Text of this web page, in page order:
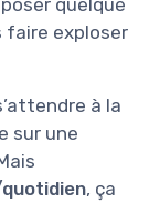
faire exploser
à la
sur une
, ça